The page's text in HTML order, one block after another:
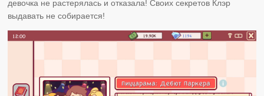
девочка не растерялась и отказала! Своих секретов Клэр
выдавать не собирается!